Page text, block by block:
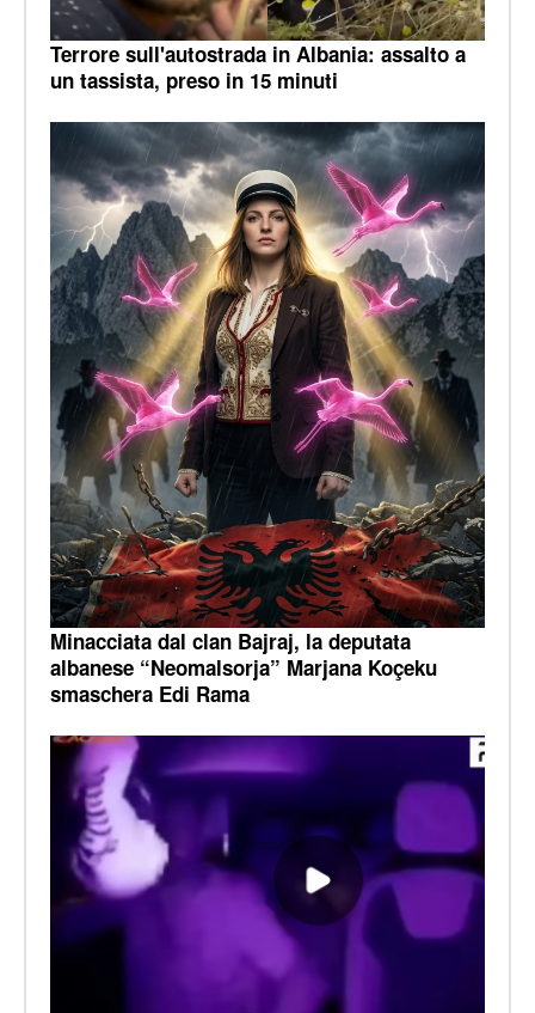
Terrore sull'autostrada in Albania: assalto a
un tassista, preso in 15 minuti
Minacciata dal clan Bajraj, la deputata
albanese “Neomalsorja” Marjana Koçeku
smaschera Edi Rama